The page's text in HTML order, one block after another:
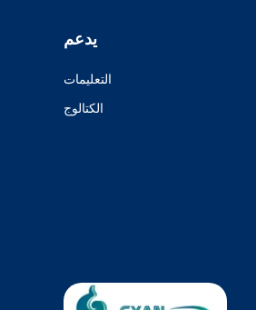
يدعم
التعليمات
الكتالوج